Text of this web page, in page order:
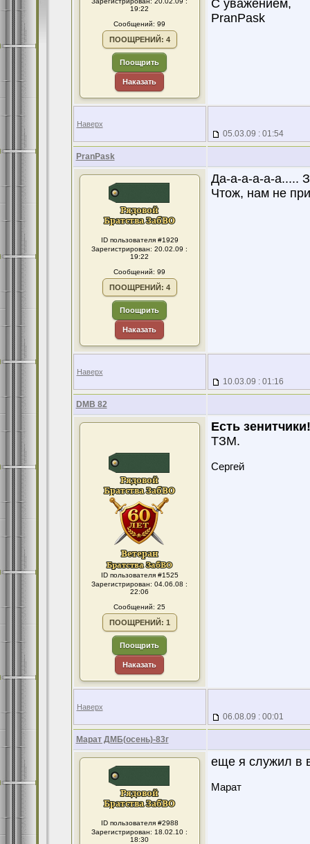
19:22
Сообщений: 99
ПООЩРЕНИЙ: 4
Поощрить
Наказать
С уважением,
PranPask
Наверх
05.03.09 : 01:54
PranPask
ID пользователя #1929
Зарегистрирован: 20.02.09 :
19:22
Сообщений: 99
ПООЩРЕНИЙ: 4
Поощрить
Наказать
Да-а-а-а-а-а.....
Чтож, нам не
Наверх
10.03.09 : 01:16
DMB 82
ID пользователя #1525
Зарегистрирован: 04.06.08 :
22:06
Сообщений: 25
ПООЩРЕНИЙ: 1
Поощрить
Наказать
Есть зенитчики!
ТЗМ.
Сергей
Наверх
06.08.09 : 00:01
Марат ДМБ(осень)-83г
ID пользователя #2988
Зарегистрирован: 18.02.10 :
18:30
еще я служил в
Марат